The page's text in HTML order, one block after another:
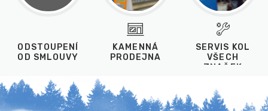
ODSTOUPENÍ
OD SMLOUVY
KAMENNÁ
PRODEJNA
SERVIS KOL
VŠECH
ZNAČEK